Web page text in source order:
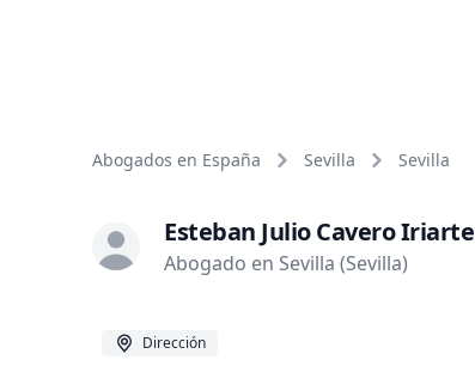
Abogados en España Sevilla Sevilla
Esteban Julio Cavero Iriarte
Abogado en Sevilla (Sevilla)
Dirección